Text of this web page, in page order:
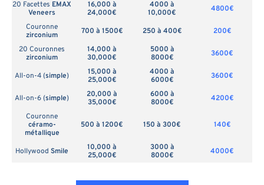
20 Facettes EMAX
Veneers
16,000 à
24,000€
4000 à
10,000€
4800€
Couronne
zirconium
700 à 1500€ 250 à 400€
200€
20 Couronnes
zirconium
14,000 à
30,000€
5000 à
8000€
3600€
All-on-4 (simple)
15,000 à
25,000€
4000 à
6000€
3600€
All-on-6 (simple)
20,000 à
35,000€
6000 à
8000€
4200€
Couronne
céramo-
métallique
500 à 1200€ 150 à 300€ 140€
Hollywood Smile
10,000 à
25,000€
3000 à
8000€
4000€